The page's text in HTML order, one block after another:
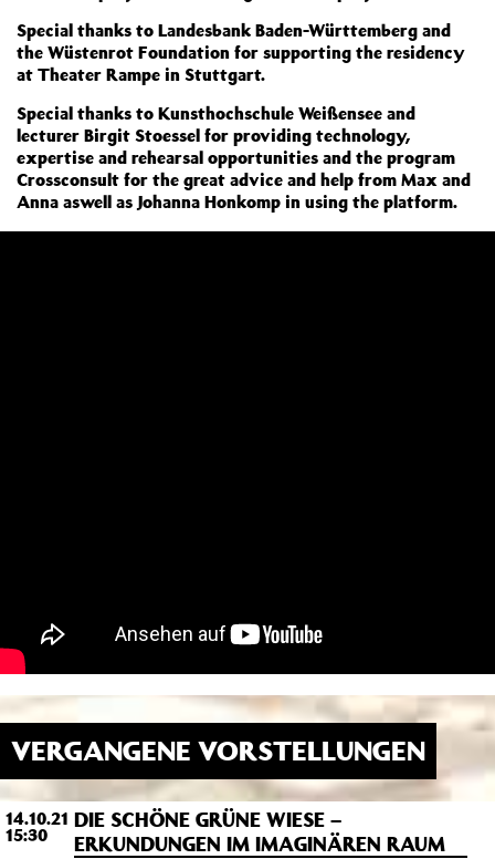
Special thanks to Landesbank Baden-Württemberg and
the Wüstenrot Foundation for supporting the residency
at Theater Rampe in Stuttgart.
Special thanks to Kunsthochschule Weißensee and
lecturer Birgit Stoessel for providing technology,
expertise and rehearsal opportunities and the program
Crossconsult for the great advice and help from Max and
Anna aswell as Johanna Honkomp in using the platform.
VERGANGENE VORSTELLUNGEN
14.10.21
15:30
DIE SCHÖNE GRÜNE WIESE –
ERKUNDUNGEN IM IMAGINÄREN RAUM